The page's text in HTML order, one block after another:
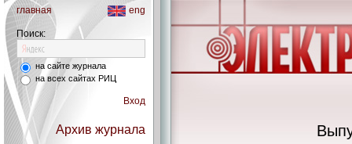
главная eng
Поиск:
на сайте журнала
на всех сайтах РИЦ
Вход
Архив журнала